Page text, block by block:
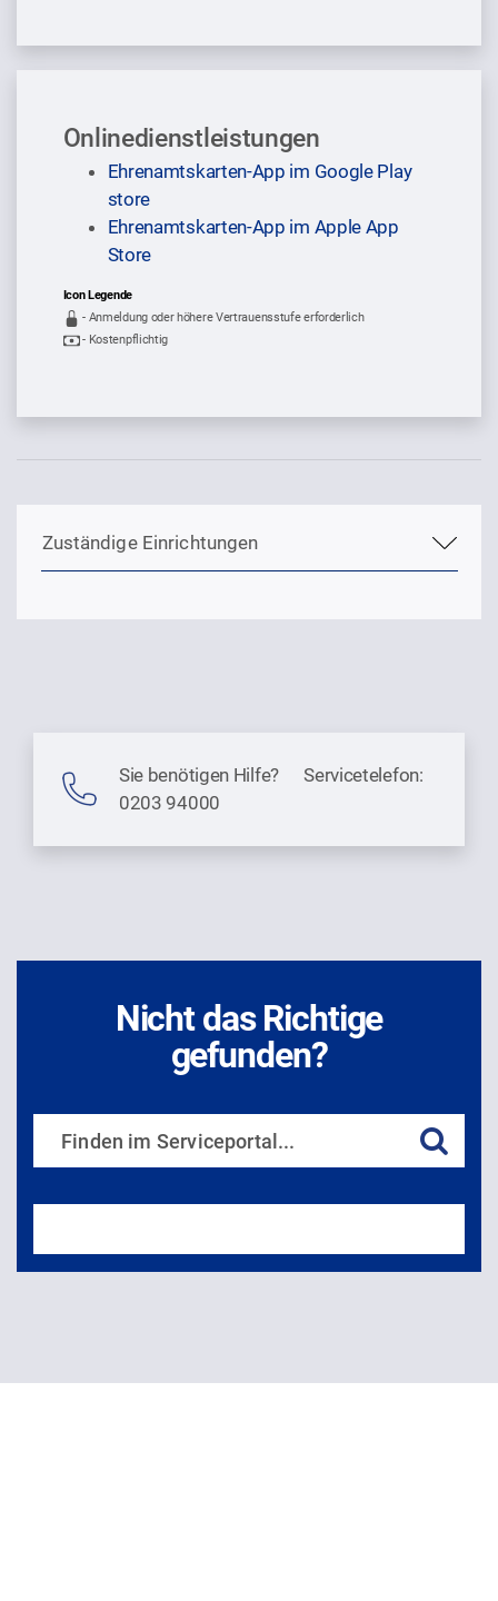
Onlinedienstleistungen
Sprung zur Icon Legende.
Ehrenamtskarten-App im Google Play
store
Ehrenamtskarten-App im Apple App
Store
Icon Legende
- Anmeldung oder höhere Vertrauensstufe erforderlich
- Kostenpflichtig
Zuständige Einrichtungen
Sie benötigen Hilfe? Servicetelefon:
0203 94000
Nicht das Richtige
gefunden?